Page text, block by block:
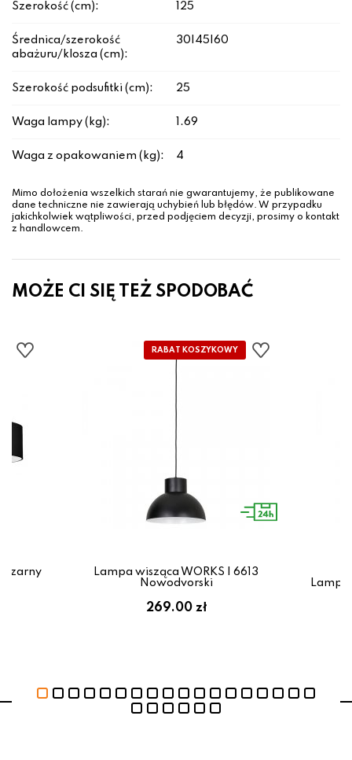
Szerokość (cm): 125
Średnica/szerokość
abażuru/klosza (cm):
30|45|60
Szerokość podsufitki (cm): 25
Waga lampy (kg): 1.69
Waga z opakowaniem (kg): 4
Mimo dołożenia wszelkich starań nie gwarantujemy, że publikowane
dane techniczne nie zawierają uchybień lub błędów. W przypadku
jakichkolwiek wątpliwości, przed podjęciem decyzji, prosimy o kontakt
z handlowcem.
MOŻE CI SIĘ TEŻ SPODOBAĆ
czarny
Lampa wisząca WORKS I 6613
Nowodvorski
269.00 zł